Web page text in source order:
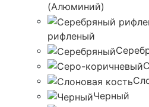
(Алюминий)
рифленый
Черный